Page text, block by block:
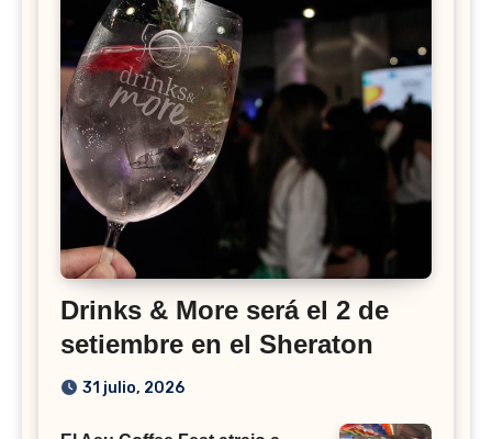
Drinks & More será el 2 de
setiembre en el Sheraton
31 julio, 2026